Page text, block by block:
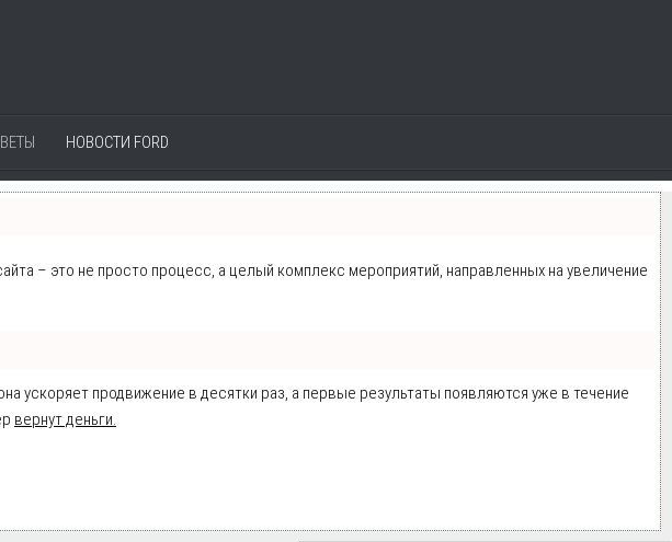
НОВОСТИ FORD
– это не просто процесс, а целый комплекс мероприятий, направленных на увеличение
ускоряет продвижение в десятки раз, а первые результаты появляются уже в течение
вернут деньги.